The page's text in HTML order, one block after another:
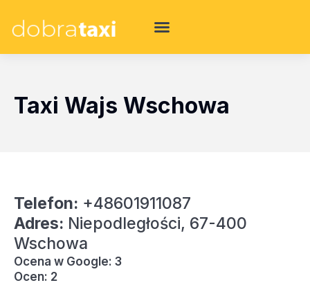
Taxi Wajs Wschowa
Telefon: +48601911087
Adres: Niepodległości, 67-400
Wschowa
Ocena w Google: 3
Ocen: 2